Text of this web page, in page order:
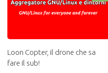
Loon Copter, il drone che sa
fare il sub!